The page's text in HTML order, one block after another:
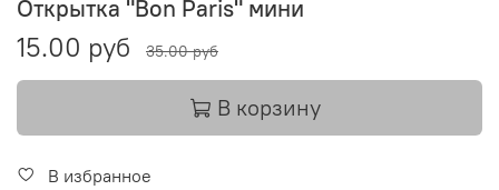
Открытка "Bon Paris" мини
15.00 руб 35.00 руб
В корзину
В избранное